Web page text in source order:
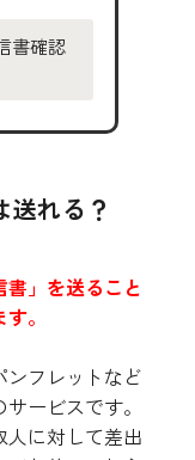
書確認
れる？
」を送ること
。
ンフレットなど
ービスです。
人に対して差出